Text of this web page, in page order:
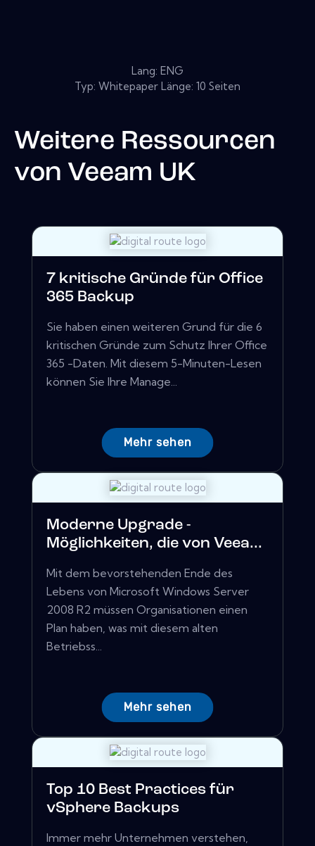
Lang: ENG
Typ: Whitepaper Länge: 10 Seiten
Weitere Ressourcen
von Veeam UK
7 kritische Gründe für Office
365 Backup
Sie haben einen weiteren Grund für die 6
kritischen Gründe zum Schutz Ihrer Office
365 -Daten. Mit diesem 5-Minuten-Lesen
können Sie Ihre Manage...
Mehr sehen
Moderne Upgrade -
Möglichkeiten, die von Veea...
Mit dem bevorstehenden Ende des
Lebens von Microsoft Windows Server
2008 R2 müssen Organisationen einen
Plan haben, was mit diesem alten
Betriebss...
Mehr sehen
Top 10 Best Practices für
vSphere Backups
Immer mehr Unternehmen verstehen,